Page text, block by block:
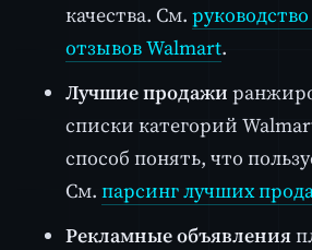
качества. См.
отзывов Walmart.
Лучшие продажи
списки категорий
способ понять, что
См. парсинг лучших
Рекламные объявления